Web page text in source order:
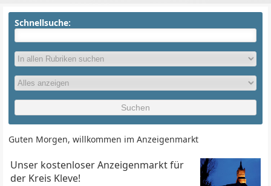
Schnellsuche:
Guten Morgen, willkommen im Anzeigenmarkt
Unser kostenloser Anzeigenmarkt für
der Kreis Kleve!